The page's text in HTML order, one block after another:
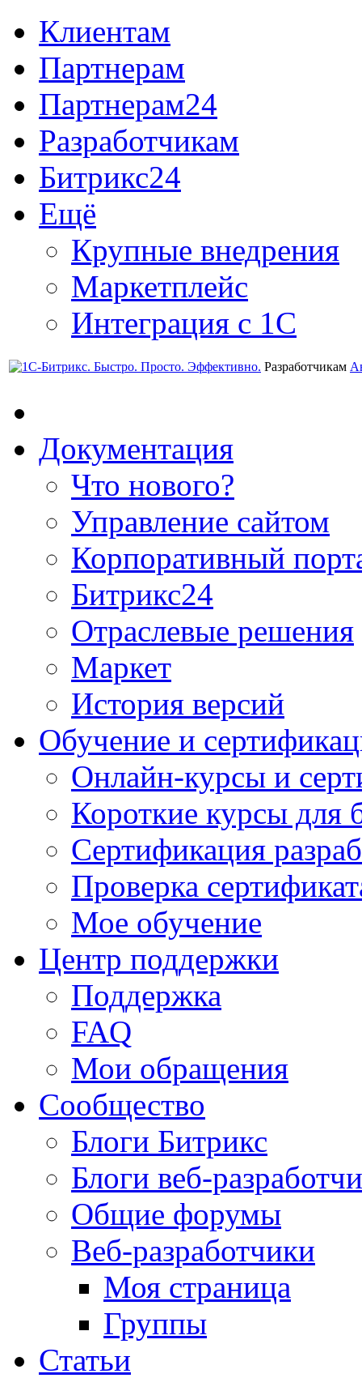
Клиентам
Партнерам
Партнерам24
Разработчикам
Битрикс24
Ещё
Крупные внедрения
Маркетплейс
Интеграция с 1С
Разработчикам
Документация
Что нового?
Управление сайтом
Корпоративный
Битрикс24
Отраслевые решения
Маркет
История версий
Обучение и
Онлайн-курсы и
Короткие курсы для
Сертификация
Проверка
Мое обучение
Центр поддержки
Поддержка
FAQ
Мои обращения
Сообщество
Блоги Битрикс
Блоги веб-
Общие форумы
Веб-разработчики
Моя страница
Группы
Статьи